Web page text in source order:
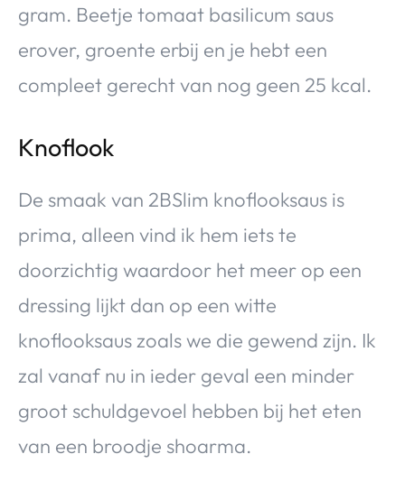
gram. Beetje tomaat basilicum saus
erover, groente erbij en je hebt een
compleet gerecht van nog geen 25 kcal.
Knoflook
De smaak van 2BSlim knoflooksaus is
prima, alleen vind ik hem iets te
doorzichtig waardoor het meer op een
dressing lijkt dan op een witte
knoflooksaus zoals we die gewend zijn. Ik
zal vanaf nu in ieder geval een minder
groot schuldgevoel hebben bij het eten
van een broodje shoarma.